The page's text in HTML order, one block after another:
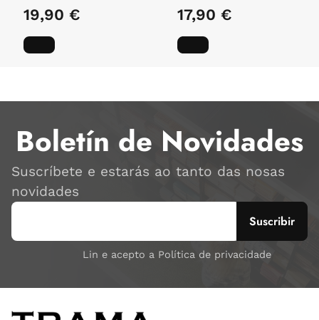
19,90 € 17,90 €
Boletín de Novidades
Suscríbete e estarás ao tanto das nosas
novidades
Lin e acepto a Política de privacidade